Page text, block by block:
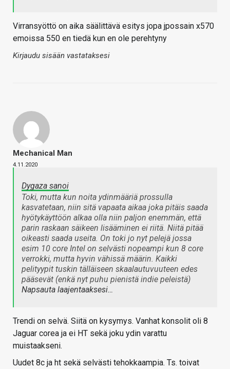
Virransyöttö on aika säälittävä esitys jopa jpossain x570
emoissa 550 en tiedä kun en ole perehtyny
Kirjaudu sisään vastataksesi
Mechanical Man
4.11.2020
Dygaza sanoi
Toki, mutta kun noita ydinmääriä prossulla
kasvatetaan, niin sitä vapaata aikaa joka pitäis saada
hyötykäyttöön alkaa olla niin paljon enemmän, että
parin raskaan säikeen lisääminen ei riitä. Niitä pitää
oikeasti saada useita. On toki jo nyt pelejä jossa
esim 10 core Intel on selvästi nopeampi kun 8 core
verrokki, mutta hyvin vähissä määrin. Kaikki
pelityypit tuskin tälläiseen skaalautuvuuteen edes
pääsevät (enkä nyt puhu pienistä indie peleistä)
Napsauta laajentaaksesi…
Trendi on selvä. Siitä on kysymys. Vanhat konsolit oli 8
Jaguar corea ja ei HT sekä joku ydin varattu
muistaakseni.
Uudet 8c ja ht sekä selvästi tehokkaampia. Ts. toivat